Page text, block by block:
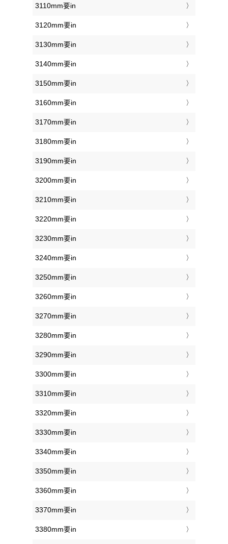
3110mm要in
3120mm要in
3130mm要in
3140mm要in
3150mm要in
3160mm要in
3170mm要in
3180mm要in
3190mm要in
3200mm要in
3210mm要in
3220mm要in
3230mm要in
3240mm要in
3250mm要in
3260mm要in
3270mm要in
3280mm要in
3290mm要in
3300mm要in
3310mm要in
3320mm要in
3330mm要in
3340mm要in
3350mm要in
3360mm要in
3370mm要in
3380mm要in